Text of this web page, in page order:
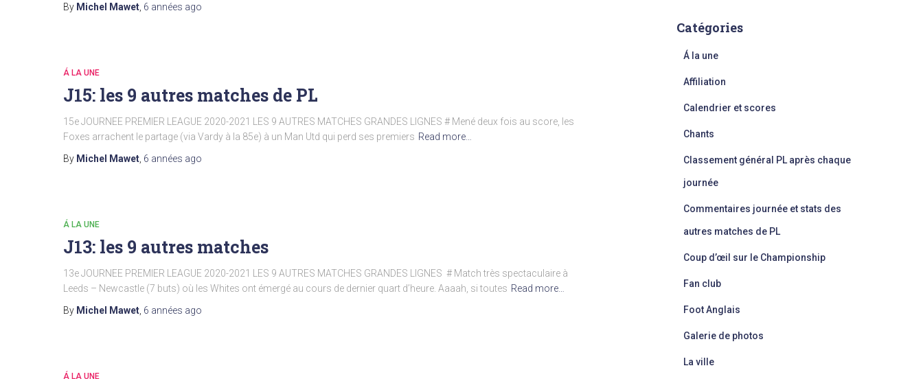
By Michel Mawet, 6 années ago
Á LA UNE
J15: les 9 autres matches de PL
15e JOURNEE PREMIER LEAGUE 2020-2021 LES 9 AUTRES MATCHES GRANDES LIGNES # Mené deux fois au score, les
Foxes arrachent le partage (via Vardy à la 85e) à un Man Utd qui perd ses premiers Read more…
By Michel Mawet, 6 années ago
Á LA UNE
J13: les 9 autres matches
13e JOURNEE PREMIER LEAGUE 2020-2021 LES 9 AUTRES MATCHES GRANDES LIGNES # Match très spectaculaire à
Leeds – Newcastle (7 buts) où les Whites ont émergé au cours de dernier quart d’heure. Aaaah, si toutes Read more…
By Michel Mawet, 6 années ago
Á LA UNE
Catégories
Á la une
Affiliation
Calendrier et scores
Chants
Classement général PL après chaque
journée
Commentaires journée et stats des
autres matches de PL
Coup d’œil sur le Championship
Fan club
Foot Anglais
Galerie de photos
La ville